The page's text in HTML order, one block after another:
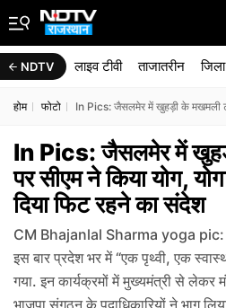
NDTV लाइव टीवी ताजातरीन जिला
होम फोटो In Pics: जैसलमेर में खुहड़ी के मखमली
In Pics: जैसलमेर में
पर सीएम ने किया योग,
दिया फिट रहने का संदेश
CM Bhajanlal Sharma yoga pic:
इस बार प्रदेश भर में “एक पृथ्वी, एक
गया. इन कार्यक्रमों में मुख्यमंत्री से लेकर
भाजपा संगठन के पदाधिकारियों ने भाग